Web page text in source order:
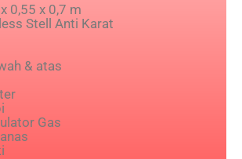
0,55 x 0,7 m
Stell Anti Karat
& atas
Gas